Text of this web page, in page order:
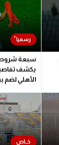
سبعة
يكشف
الأهلي لضم